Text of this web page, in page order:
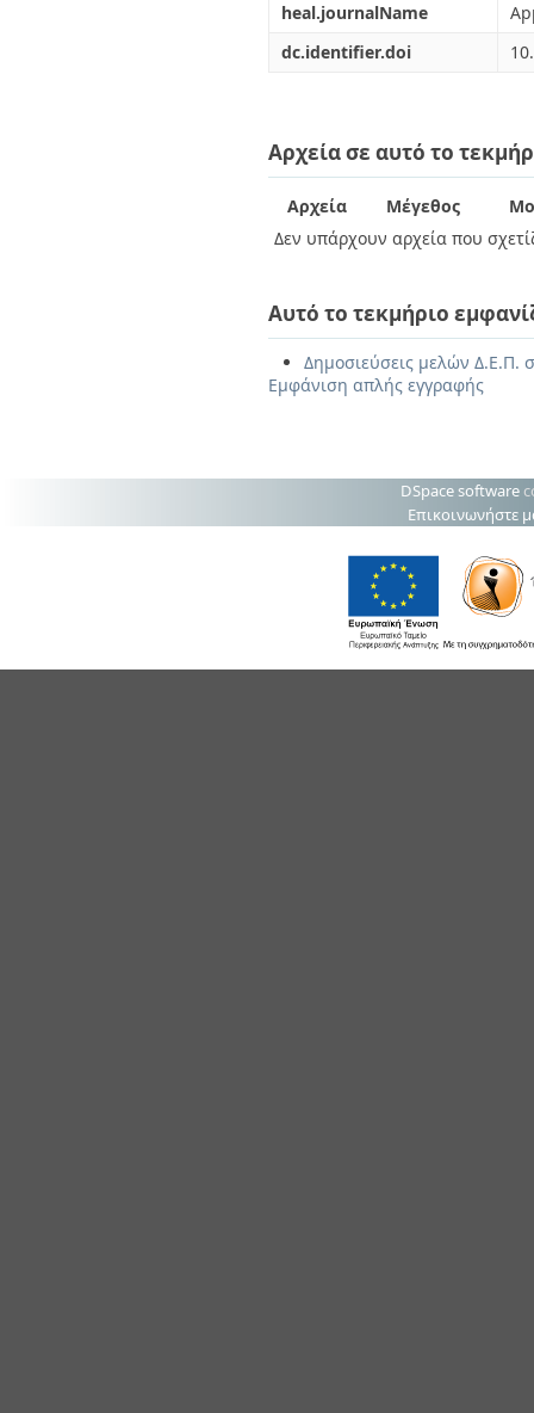
heal.journalName
dc.identifier.doi
Αρχεία σε αυτό το
Αρχεία Μέγεθος
Δεν υπάρχουν αρχεία που
Αυτό το τεκμήριο
Δημοσιεύσεις μελών Δ.Ε.Π.
Εμφάνιση απλής εγγραφής
DSpace software
Επικοινωνήστε